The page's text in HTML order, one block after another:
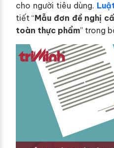
cho người tiêu dùng.
tiết “Mẫu đơn đề nghị
toàn thực phẩm” trong